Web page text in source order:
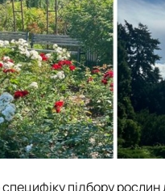
підбору рослин